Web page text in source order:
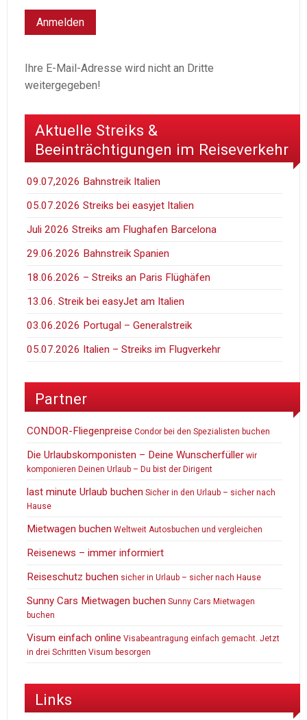
Ihre E-Mail-Adresse wird nicht an Dritte
weitergegeben!
Aktuelle Streiks &
Beeinträchtigungen im Reiseverkehr
09.07,2026 Bahnstreik Italien
05.07.2026 Streiks bei easyjet Italien
Juli 2026 Streiks am Flughafen Barcelona
29.06.2026 Bahnstreik Spanien
18.06.2026 – Streiks an Paris Flüghäfen
13.06. Streik bei easyJet am Italien
03.06.2026 Portugal – Generalstreik
05.07.2026 Italien – Streiks im Flugverkehr
Partner
CONDOR-Fliegenpreise Condor bei den Spezialisten buchen
Die Urlaubskomponisten – Deine Wunscherfüller wir
komponieren Deinen Urlaub – Du bist der Dirigent
last minute Urlaub buchen Sicher in den Urlaub – sicher nach
Hause
Mietwagen buchen Weltweit Autosbuchen und vergleichen
Reisenews – immer informiert
Reiseschutz buchen sicher in Urlaub – sicher nach Hause
Sunny Cars Mietwagen buchen Sunny Cars Mietwagen
buchen
Visum einfach online Visabeantragung einfach gemacht. Jetzt
in drei Schritten Visum besorgen
Links